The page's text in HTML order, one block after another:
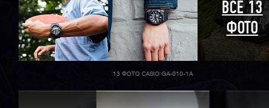
ВСЕ 13
ФОТО
13 ФОТО CASIO GA-010-1A